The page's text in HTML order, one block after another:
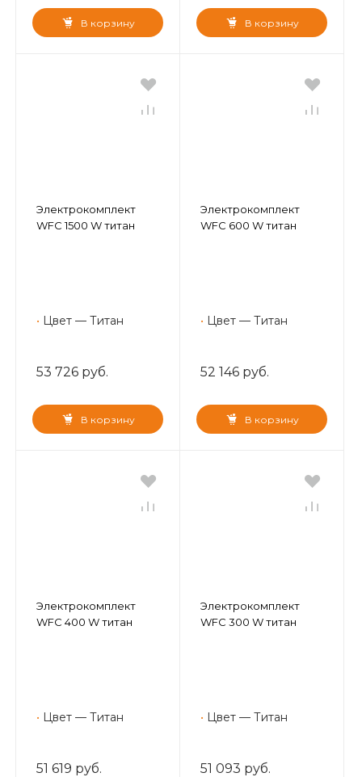
В корзину В корзину
Электрокомплект
WFC 1500 W титан
• Цвет — Титан
53 726 руб.
В корзину
Электрокомплект
WFC 600 W титан
• Цвет — Титан
52 146 руб.
В корзину
Электрокомплект
WFC 400 W титан
• Цвет — Титан
51 619 руб.
Электрокомплект
WFC 300 W титан
• Цвет — Титан
51 093 руб.